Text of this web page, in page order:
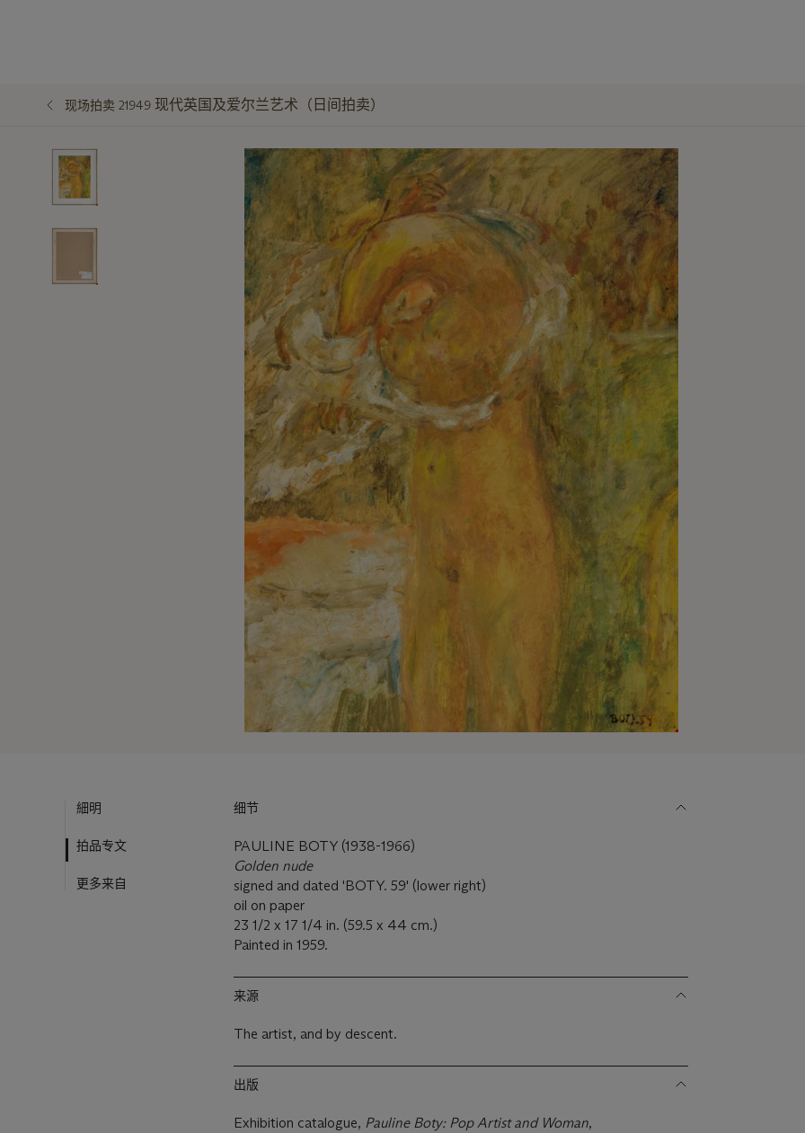
现场拍卖 21949 现代英国及爱尔兰艺术（日间拍卖）
細明
拍品专文
更多来自
细节
PAULINE BOTY (1938-1966)
Golden nude
signed and dated 'BOTY. 59' (lower right)
oil on paper
23 1/2 x 17 1/4 in. (59.5 x 44 cm.)
Painted in 1959.
来源
The artist, and by descent.
出版
Exhibition catalogue, Pauline Boty: Pop Artist and Woman,